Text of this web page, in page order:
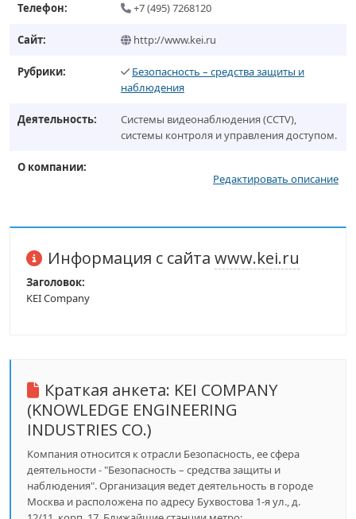
Телефон: +7 (495) 7268120
Сайт: http://www.kei.ru
Рубрики:
Безопасность – средства защиты и
наблюдения
Деятельность:
Системы видеонаблюдения (CCTV),
системы контроля и управления доступом.
О компании:
Редактировать описание
Информация с сайта www.kei.ru
Заголовок:
KEI Company
Краткая анкета: KEI COMPANY
(KNOWLEDGE ENGINEERING
INDUSTRIES CO.)
Компания относится к отрасли Безопасность, ее сфера
деятельности - "Безопасность – средства защиты и
наблюдения". Организация ведет деятельность в городе
Москва и расположена по адресу Бухвостова 1-я ул., д.